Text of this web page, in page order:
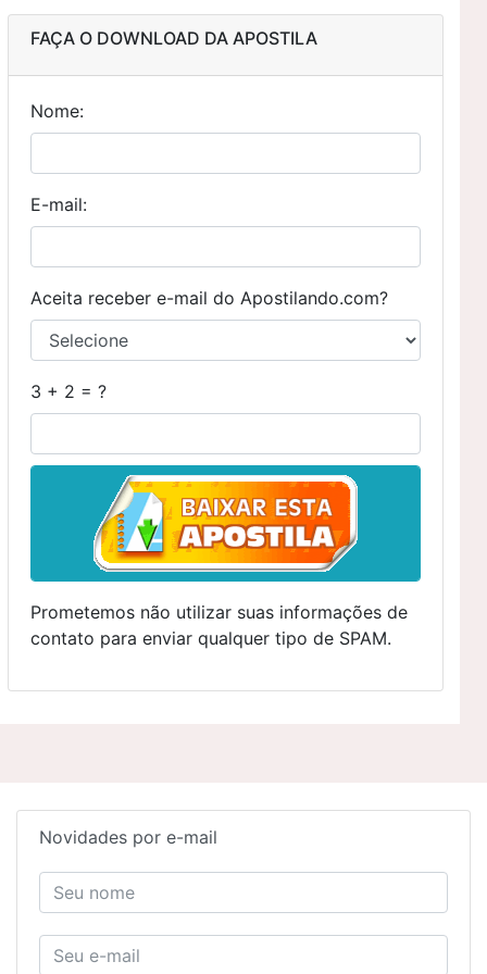
FAÇA O DOWNLOAD DA APOSTILA
Nome:
E-mail:
Aceita receber e-mail do Apostilando.com?
3 + 2 = ?
Prometemos não utilizar suas informações de
contato para enviar qualquer tipo de SPAM.
Novidades por e-mail